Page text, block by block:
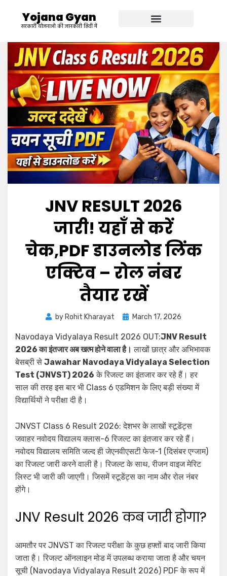
Yojana Gyan
सरकारी योजनाओ की जानकारी हिंदी में
JNV RESULT 2026
जारी! यहाँ से करें
चेक,PDF डाउनलोड लिंक
एक्टिव – रोल नंबर
तैयार रखें
by Rohit Kharayat March 17, 2026
Navodaya Vidyalaya Result 2026 OUT:JNV Result
2026 का इंतजार अब खत्म होने वाला है। लाखों छात्र और अभिभावक
बेसब्री से Jawahar Navodaya Vidyalaya Selection
Test (JNVST) 2026 के रिजल्ट का इंतजार कर रहे हैं। हर
साल की तरह इस बार भी Class 6 एडमिशन के लिए बड़ी संख्या में
विद्यार्थियों ने परीक्षा दी है।
JNVST Class 6 Result 2026: देशभर के लाखों स्टूडेंट्स
जवाहर नवोदय विद्यालय क्लास-6 रिजल्ट का इंतजार कर रहे हैं।
नवोदय विद्यालय समिति जल्द ही जेएनवीएसटी फेज-1 (दिसंबर एग्जाम)
का रिजल्ट जारी करने वाली है। रिजल्ट के साथ, रीजन वाइज मेरिट
लिस्ट भी जारी की जाएगी। जिसमें स्टूडेंट्स का नाम और रोल नंबर
होंगे।
JNV Result 2026 कब जारी होगा?
आमतौर पर JNVST का रिजल्ट परीक्षा के कुछ हफ्तों बाद जारी किया
जाता है। रिजल्ट ऑनलाइन मोड में उपलब्ध कराया जाता है और चयन
सूची (Navodaya Vidyalaya Result 2026) PDF के रूप में